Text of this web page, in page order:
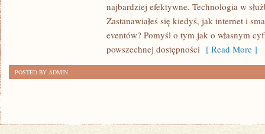
najbardziej efektywne. Technologia w
Zastanawiałeś się kiedyś, jak internet i
eventów? Pomyśl o tym jak o własnym
powszechnej dostępności [ Read More ]
POSTED BY ADMIN